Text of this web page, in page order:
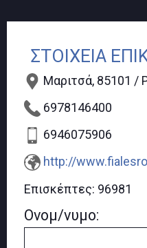
ΣΤΟΙΧΕΙΑ
Μαριτσά, 85101 /
6978146400
6946075906
http://
Επισκέπτες: 96981
Ονομ/νυμο: